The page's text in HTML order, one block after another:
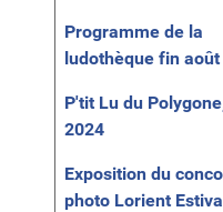
Programme de la
ludothèque fin août
P'tit Lu du
2024
Exposition du
photo Lorient